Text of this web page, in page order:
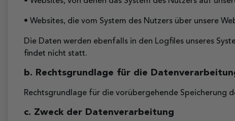
• Websites, die vom System des Nutzers über unsere
Die Daten werden ebenfalls in den Logfiles unseres
findet nicht statt.
b. Rechtsgrundlage für die
Rechtsgrundlage für die vorübergehende Speicherung
c. Zweck der Datenverarbeitung